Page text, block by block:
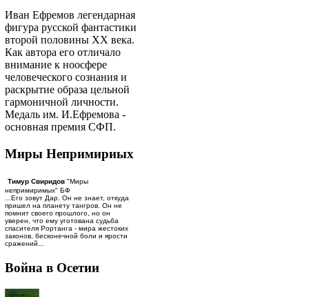
Иван Ефремов легендарная
фигура русской фантастики
второй половины ХХ века.
Как автора его отличало
внимание к ноосфере
человеческого сознания и
раскрытие образа цельной
гармоничной личности.
Медаль им. И.Ефремова -
основная премия СФП.
Миры Непримириых
Тимур Свиридов "Миры
непримиримых" БФ
...Его зовут Дар. Он не знает, откуда
пришел на планету тангров. Он не
помнит своего прошлого, но он
уверен, что ему уготована судьба
спасителя Рортанга - мира жестоких
законов, бесконечной боли и ярости
сражений...
Война в Осетии